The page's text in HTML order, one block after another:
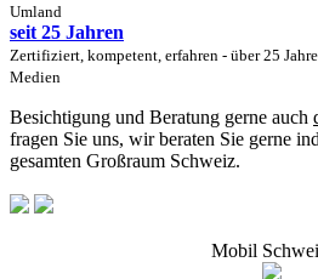
Umland
seit 25 Jahren
Zertifiziert, kompetent, erfahren - über 25
Medien
Besichtigung und Beratung gerne auch
fragen Sie uns, wir beraten Sie gerne
gesamten Großraum Schweiz.
Mobil